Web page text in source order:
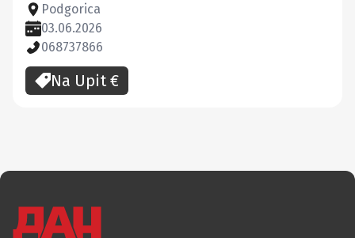
Podgorica
03.06.2026
068737866
Na Upit €